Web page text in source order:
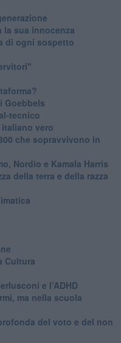
sua innocenza
di ogni sospetto
Goebbels
tecnico
vero
che sopravvivono in
Nordio e Kamala Harris
della terra e della razza
Cultura
e l’ADHD
ma nella scuola
del voto e del non